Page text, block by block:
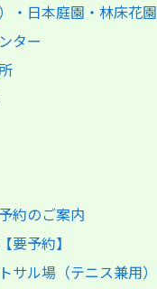
・日本庭園・林床花園
ター
約のご案内
要予約】
サル場（テニス兼用）